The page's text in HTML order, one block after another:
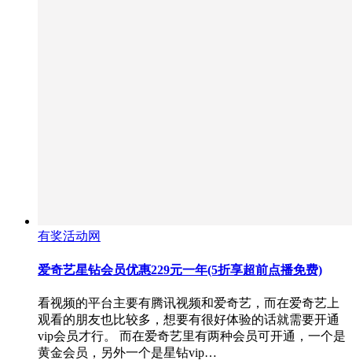
有奖活动网
爱奇艺星钻会员优惠229元一年(5折享超前点播免费)
看视频的平台主要有腾讯视频和爱奇艺，而在爱奇艺上
观看的朋友也比较多，想要有很好体验的话就需要开通
vip会员才行。 而在爱奇艺里有两种会员可开通，一个是
黄金会员，另外一个是星钻vip…